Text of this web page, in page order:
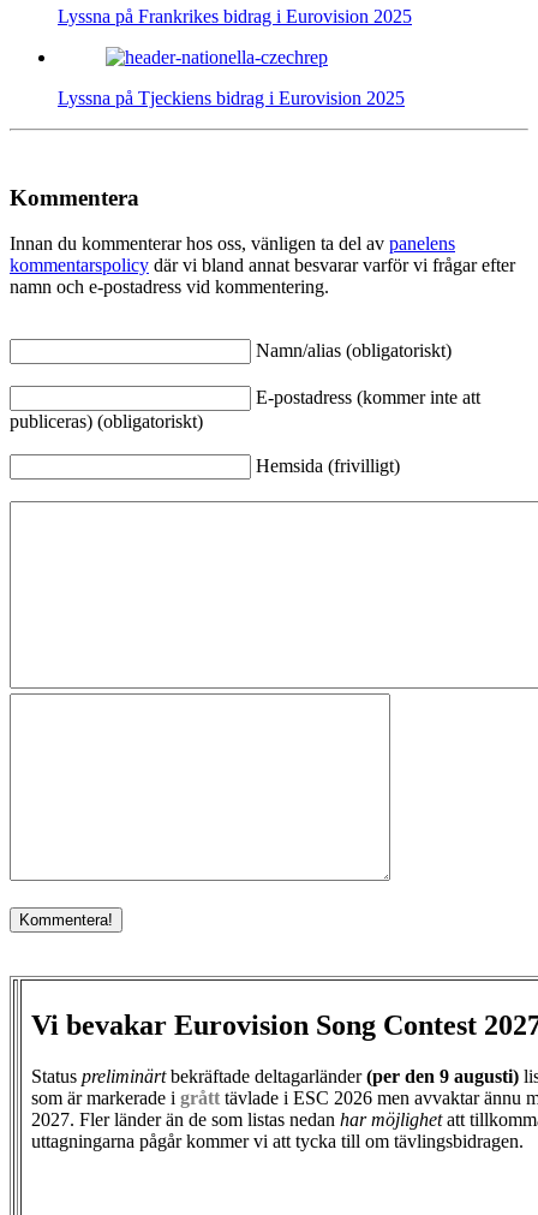
Lyssna på Frankrikes bidrag i Eurovision 2025
Lyssna på Tjeckiens bidrag i Eurovision 2025
Kommentera
Innan du kommenterar hos oss, vänligen ta del av panelens
kommentarspolicy där vi bland annat besvarar varför vi frågar efter
namn och e-postadress vid kommentering.
Namn/alias (obligatoriskt)
E-postadress (kommer inte att
publiceras) (obligatoriskt)
Hemsida (frivilligt)
Vi bevakar Eurovision Song Contest
Status preliminärtbekräftade deltagarländer(per den 9 augusti)
som är markerade i grått tävlade i ESC 2026 men avvaktar ännu
2027. Fler länder än de som listas nedan har möjlighetatt
uttagningarna pågår kommer vi att tycka till om tävlingsbidragen.